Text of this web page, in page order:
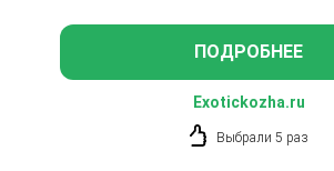
ПОДРОБНЕЕ
Exotickozha.ru
Выбрали 5 раз